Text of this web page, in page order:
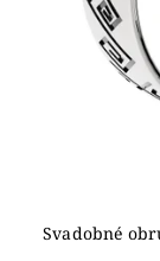
Svadobné